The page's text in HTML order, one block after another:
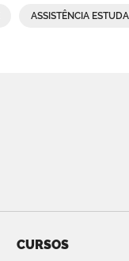
ASSISTÊNCIA
CURSOS